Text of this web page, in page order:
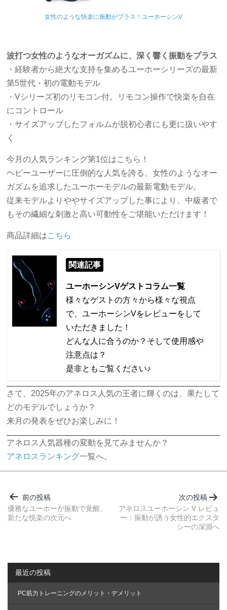
女性のような快楽に振動がプラス！ユーホーシンV
波打つ女性のようなオーガズムに、深く響く振動をプラス
・経験者から絶大な支持を集めるユーホーシリーズの最新
第5世代・初の電動モデル
・Vシリーズ初のリモコン付。リモコン操作で快楽を自在
にコントロール
・サイズアップしたフォルムが脱初心者にも更に扱いやす
く
今月の人気ランキング第1位はこちら！
ヘビーユーザーに圧倒的な人気を誇る、女性のようなオー
ガズムを追求したユーホーモデルの最新電動モデル。
従来モデルよりややサイズアップした事により、中級者で
もその繊細な刺激と高い可動性をご堪能いただけます！
商品詳細はこちら
関連記事
ユーホーシンVゲストコラム一覧
様々なゲストの方々から様々な視点
で、ユーホーシンVをレビューをして
いただきました！
どんな人に合うのか？そして使用感や
注意点は？
是非ともご覧ください♪
さて、2025年のアネロス人気の王者に輝くのは、果たして
どのモデルでしょうか？
来月の発表をぜひお楽しみに！
アネロス人気器種の変動を見てみませんか？
アネロスランキング一覧へ。
稿
ナ
ビ
シ
ョ
ン
前の投稿
優雅なユーホーが振動で覚醒、
新たな悦楽の次元へ
次の投稿
アネロスユーホーシン V レビュ
ー：振動が誘う女性的エクスタ
シーの深淵へ
最近の投稿
PC筋力トレーニングのメリット・デメリット